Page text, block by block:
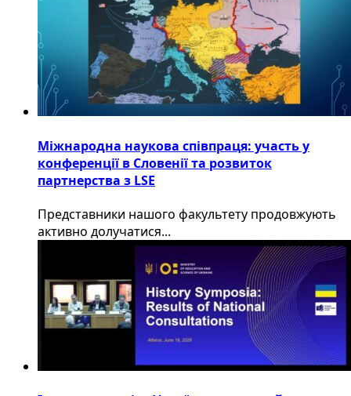
Міжнародна наукова співпраця: участь у
конференції в Словенії та розвиток
партнерства з LSE
​Представники нашого факультету продовжують
активно долучатися...